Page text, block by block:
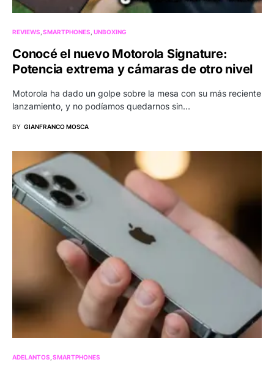
REVIEWS SMARTPHONES UNBOXING
Conocé el nuevo Motorola Signature:
Potencia extrema y cámaras de otro nivel
Motorola ha dado un golpe sobre la mesa con su más reciente
lanzamiento, y no podíamos quedarnos sin…
BY GIANFRANCO MOSCA
ADELANTOS SMARTPHONES